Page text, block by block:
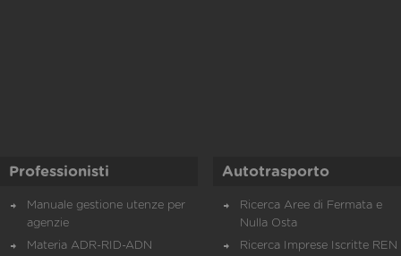
Professionisti
Manuale gestione utenze per
agenzie
Materia ADR-RID-ADN
Autotrasporto
Ricerca Aree di Fermata e
Nulla Osta
Ricerca Imprese Iscritte REN